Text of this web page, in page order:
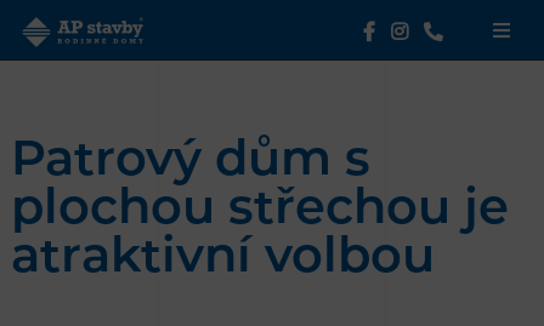
Patrový dům s
plochou střechou je
atraktivní volbou